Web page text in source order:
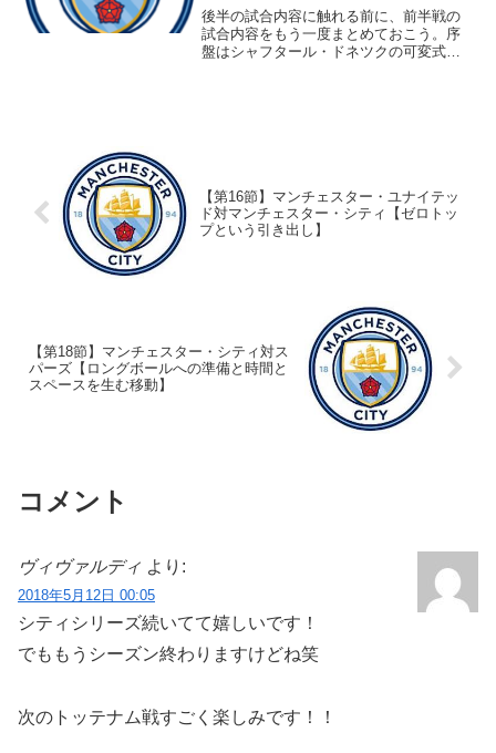
る～VOL２
後半の試合内容に触れる前に、前半戦の
試合内容をもう一度まとめておこう。序
盤はシャフタール・ドネツクの可変式ビ
【第16節】マンチェスター・ユナイテッ
ド対マンチェスター・シティ【ゼロトッ
プという引き出し】
【第18節】マンチェスター・シティ対ス
パーズ【ロングボールへの準備と時間と
スペースを生む移動】
コメント
ヴィヴァルディ より:
2018年5月12日 00:05
シティシリーズ続いてて嬉しいです！
でももうシーズン終わりますけどね笑
次のトッテナム戦すごく楽しみです！！